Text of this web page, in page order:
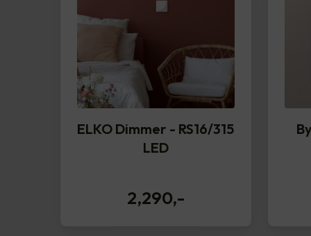
ELKO Dimmer - RS16/315
LED
2,290,-